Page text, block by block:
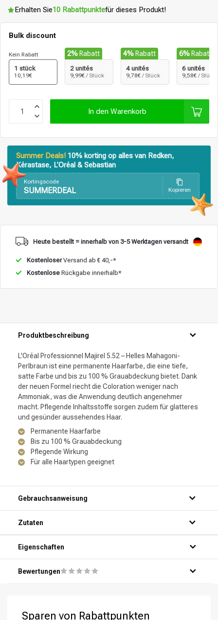
Stylingprodukte Haarfärbung
Erhalten Sie10 Rabattpunktefür dieses Produkt!
Bulk discount
Kein Rabatt
1 stück
10,19€
2% Rabatt
2 unités
9,99€ / Stück
4% Rabatt
4 unités
9,78€ / Stück
6% Rabatt
6 unités
9,58€ / Stück
In den Warenkorb
Summer Deals! 10% korting op alles van Redken,
Kérastase, L’Oréal & Sebastian
Kortingscode
SUMMERDEAL Kopieren
Heute bestellt = innerhalb von 3-5 Werktagen versandt
KostenloserVersand ab € 40,-*
Kostenlose Rückgabe innerhalb*
Produktbeschreibung
L'Oréal Professionnel Majirel 5.52 – Helles Mahagoni-
Perlbraun ist eine permanente Haarfarbe, die eine tiefe,
satte Farbe und bis zu 100 % Grauabdeckung bietet. Dank
der neuen Formel riecht die Coloration weniger nach
Ammoniak, was die Anwendung deutlich angenehmer
macht. Pflegende Inhaltsstoffe sorgen zudem für glatteres
und gesünder aussehendes Haar.
Permanente Haarfarbe
Bis zu 100 % Grauabdeckung
Pflegende Wirkung
Für alle Haartypen geeignet
Gebrauchsanweisung
Zutaten
Eigenschaften
Bewertungen
Sparen von Rabattpunkten